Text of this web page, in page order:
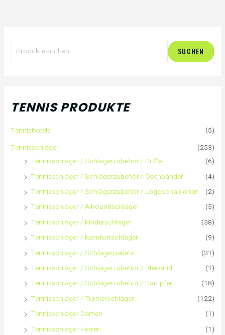
SUCHEN
TENNIS PRODUKTE
Tennishotels
(5)
Tennisschläger
(253)
Tennisschläger / Schlägerzubehör / Griffe
(6)
Tennisschläger / Schlägerzubehör / Ösenbänder
(4)
Tennisschläger / Schlägerzubehör / Logoschablonen
(2)
Tennisschläger / Allroundschläger
(5)
Tennisschläger / Kinderschläger
(38)
Tennisschläger / Komfortschläger
(9)
Tennisschläger / Schlägerpakete
(31)
Tennisschläger / Schlägerzubehör / Bleiband
(1)
Tennisschläger / Schlägerzubehör / Dämpfer
(18)
Tennisschläger / Turnierschläger
(122)
Tennisschläger Damen
(1)
Tennisschläger Herren
(1)
i
e
i
a
e
i